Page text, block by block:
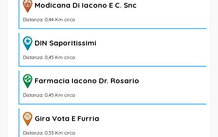
Modicana Di Iacono E C. Snc
Distanza: 0,44 Km circa
DIN Saporitissimi
Distanza: 0,45 Km circa
Farmacia Iacono Dr. Rosario
Distanza: 0,45 Km circa
Gira Vota E Furria
Distanza: 0,53 Km circa